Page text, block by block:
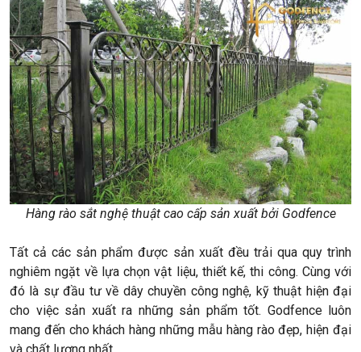
Hàng rào sắt nghệ thuật cao cấp sản xuất bởi Godfence
Tất cả các sản phẩm được sản xuất đều trải qua quy trình
nghiêm ngặt về lựa chọn vật liệu, thiết kế, thi công. Cùng với
đó là sự đầu tư về dây chuyền công nghệ, kỹ thuật hiện đại
cho việc sản xuất ra những sản phẩm tốt. Godfence luôn
mang đến cho khách hàng những mẫu hàng rào đẹp, hiện đại